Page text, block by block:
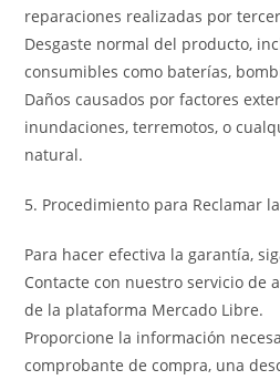
reparaciones realizadas por
Desgaste normal del producto,
consumibles como baterías,
Daños causados por factores
inundaciones, terremotos, o
natural.
5. Procedimiento para Reclamar
Para hacer efectiva la garantía,
Contacte con nuestro servicio de
de la plataforma Mercado Libre.
Proporcione la información
comprobante de compra, una